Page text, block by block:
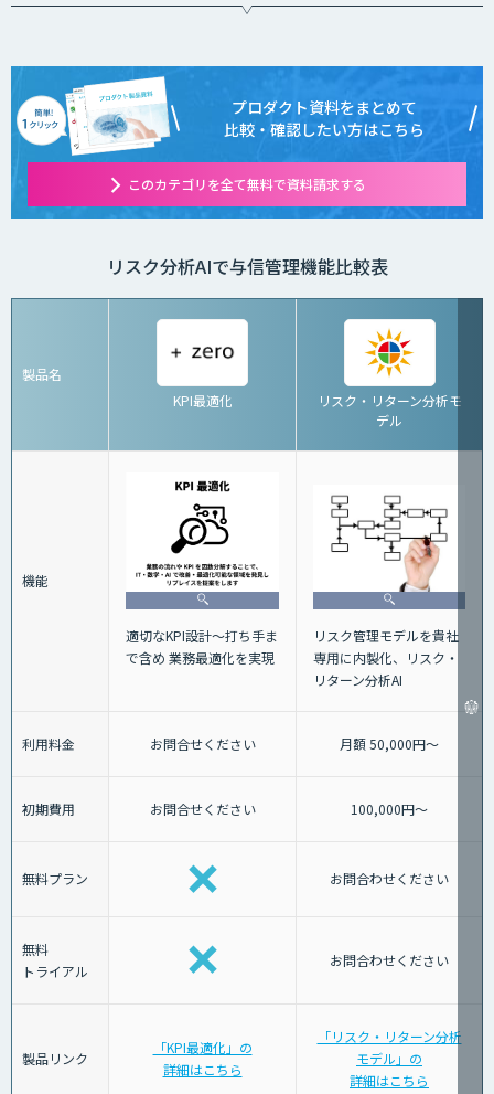
プロダクト資料をまとめて
比較・確認したい方はこちら
このカテゴリを全て無料で資料請求する
リスク分析AIで与信管理機能比較表
製品名
KPI最適化
リスク・リターン分析モ
デル
機能
適切なKPI設計～打ち手ま
で含め 業務最適化を実現
リスク管理モデルを貴社
専用に内製化、リスク・
リターン分析AI
利用料金 お問合せください 月額 50,000円～
初期費用 お問合せください 100,000円～
無料プラン お問合わせください
無料
トライアル
お問合わせください
製品リンク
「KPI最適化」の
詳細はこちら
「リスク・リターン分析
モデル」の
詳細はこちら